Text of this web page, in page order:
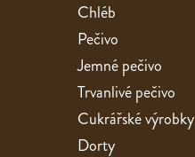
Chléb
Pečivo
Jemné pečivo
Trvanlivé pečivo
Cukrářské výrobky
Dorty